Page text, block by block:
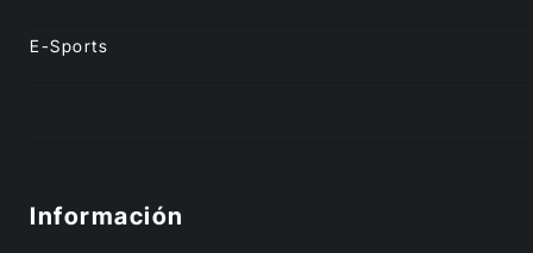
E-Sports
Información